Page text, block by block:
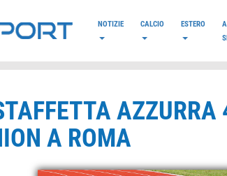
NOTIZIE CALCIO ESTERO
AZZURRA
A ROMA